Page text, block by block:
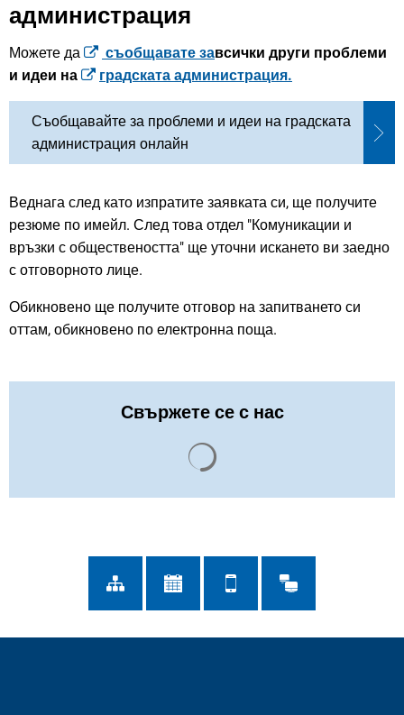
администрация
Можете да съобщавате завсички други проблеми
и идеи на
градската администрация.
Съобщавайте за проблеми и идеи на градската
администрация онлайн
Веднага след като изпратите заявката си, ще получите
резюме по имейл. След това отдел "Комуникации и
връзки с обществеността" ще уточни искането ви заедно
с отговорното лице.
Обикновено ще получите отговор на запитването си
оттам, обикновено по електронна поща.
Свържете се с нас